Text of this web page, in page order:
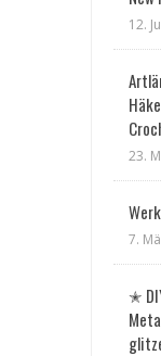
12.
23.
7.
✭